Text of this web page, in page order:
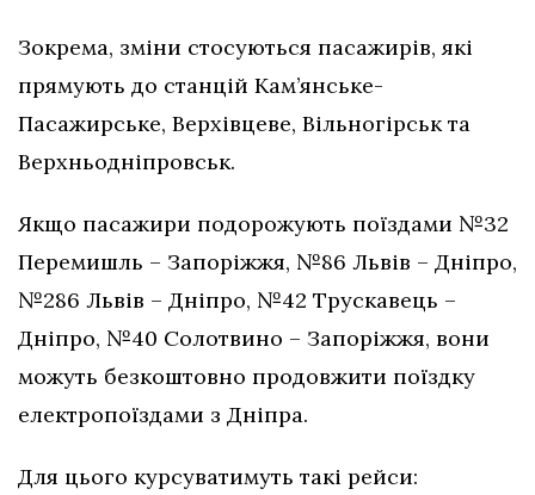
Зокрема, зміни стосуються пасажирів, які
прямують до станцій Кам’янське-
Пасажирське, Верхівцеве, Вільногірськ та
Верхньодніпровськ.
Якщо пасажири подорожують поїздами №32
Перемишль – Запоріжжя, №86 Львів – Дніпро,
№286 Львів – Дніпро, №42 Трускавець –
Дніпро, №40 Солотвино – Запоріжжя, вони
можуть безкоштовно продовжити поїздку
електропоїздами з Дніпра.
Для цього курсуватимуть такі рейси: